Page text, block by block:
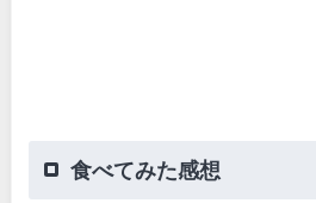
食べてみた感想